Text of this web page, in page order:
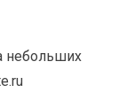
небольших